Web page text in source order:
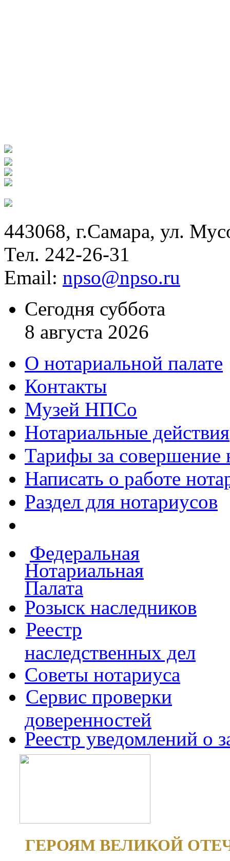
443068, г.Самара, ул.
Тел. 242-26-31
Email: npso@npso.ru
Сегодня суббота
8 августа 2026
О нотариальной палате
Контакты
Музей НПСо
Нотариальные действия
Тарифы за совершение
Написать о работе
Раздел для нотариусов
Федеральная
Нотариальная
Палата
Розыск наследников
Реестр
наследственных дел
Советы нотариуса
Сервис проверки
доверенностей
Реестр уведомлений о
ГЕРОЯМ ВЕЛИКОЙ